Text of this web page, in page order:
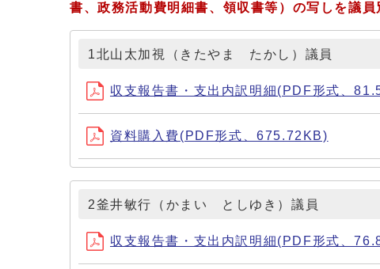
書、政務活動費明細書、領収書等）の写しを議員
1北山太加視（きたやま たかし）議員
収支報告書・支出内訳明細(PDF形式、
資料購入費(PDF形式、675.72KB)
2釜井敏行（かまい としゆき）議員
収支報告書・支出内訳明細(PDF形式、